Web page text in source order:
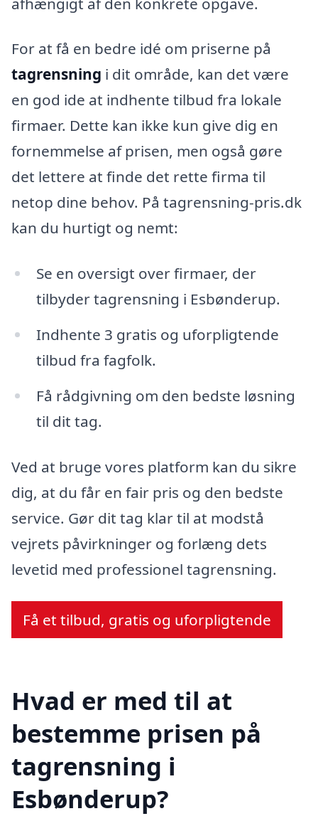
For at få en bedre idé om priserne på
tagrensning i dit område, kan det være
en god ide at indhente tilbud fra lokale
firmaer. Dette kan ikke kun give dig en
fornemmelse af prisen, men også gøre
det lettere at finde det rette firma til
netop dine behov. På tagrensning-pris.dk
kan du hurtigt og nemt:
Se en oversigt over firmaer, der
tilbyder tagrensning i Esbønderup.
Indhente 3 gratis og uforpligtende
tilbud fra fagfolk.
Få rådgivning om den bedste løsning
til dit tag.
Ved at bruge vores platform kan du sikre
dig, at du får en fair pris og den bedste
service. Gør dit tag klar til at modstå
vejrets påvirkninger og forlæng dets
levetid med professionel tagrensning.
Få et tilbud, gratis og uforpligtende
Hvad er med til at
bestemme prisen på
tagrensning i
Esbønderup?